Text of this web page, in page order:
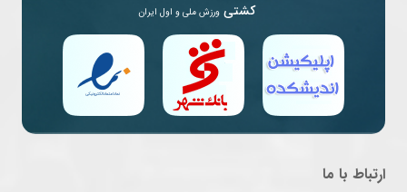
کشتی ورزش ملی و اول ایران
ارتباط با ما